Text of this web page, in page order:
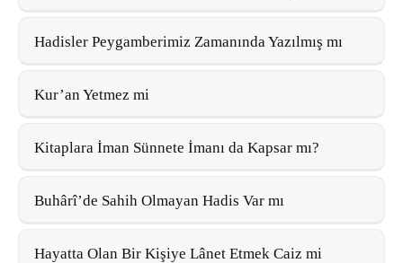
Hadisler Peygamberimiz Zamanında Yazılmış mı
Kur’an Yetmez mi
Kitaplara İman Sünnete İmanı da Kapsar mı?
Buhârî’de Sahih Olmayan Hadis Var mı
Hayatta Olan Bir Kişiye Lânet Etmek Caiz mi